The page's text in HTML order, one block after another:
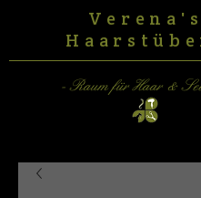
Verena's
- Raum für Haar &